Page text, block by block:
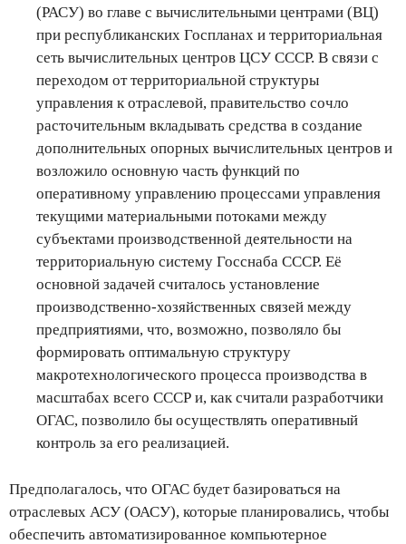
(РАСУ) во главе с вычислительными центрами (ВЦ)
при республиканских Госпланах и территориальная
сеть вычислительных центров ЦСУ СССР. В связи с
переходом от территориальной структуры
управления к отраслевой, правительство сочло
расточительным вкладывать средства в создание
дополнительных опорных вычислительных центров и
возложило основную часть функций по
оперативному управлению процессами управления
текущими материальными потоками между
субъектами производственной деятельности на
территориальную систему Госснаба СССР. Её
основной задачей считалось установление
производственно-хозяйственных связей между
предприятиями, что, возможно, позволяло бы
формировать оптимальную структуру
макротехнологического процесса производства в
масштабах всего СССР и, как считали разработчики
ОГАС, позволило бы осуществлять оперативный
контроль за его реализацией.
Предполагалось, что ОГАС будет базироваться на
отраслевых АСУ (ОАСУ), которые планировались, чтобы
обеспечить автоматизированное компьютерное